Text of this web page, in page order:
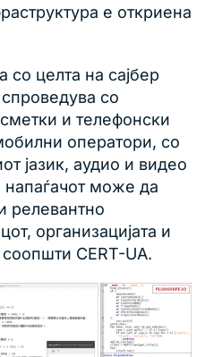
е откриена
со целта на сајбер
со
и телефонски
оператори, со
јазик, аудио и видео
напаѓачот може да
релевантно
организацијата и
соопшти CERT-UA.